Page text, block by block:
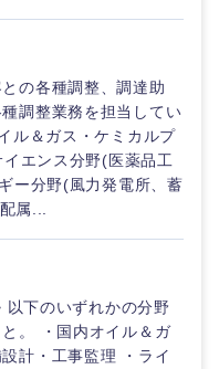
の各種調整、調達助
調整業務を担当してい
ル＆ガス・ケミカルプ
エンス分野(医薬品工
ー分野(風力発電所、蓄
属...
下のいずれかの分野
。 ・国内オイル＆ガ
計・工事監理 ・ライ